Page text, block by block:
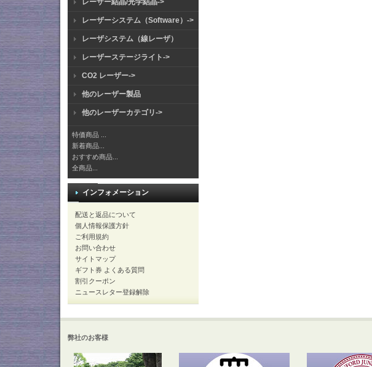
レーザー結晶/光学結晶->
レーザーシステム（Software）->
レーザシステム（線レーザ）
レーザーステージライト->
CO2 レーザー->
他のレーザー製品
他のレーザーカテゴリ->
特価商品 ...
新着商品...
おすすめ商品...
全商品...
インフォメーション
配送と返品について
個人情報保護方針
ご利用規約
お問い合わせ
サイトマップ
ギフト券 よくある質問
割引クーポン
ニュースレター登録解除
弊社のお客様